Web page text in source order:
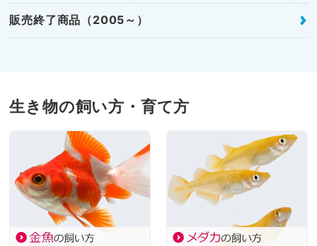
販売終了商品（2005～）
生き物の飼い方・育て方